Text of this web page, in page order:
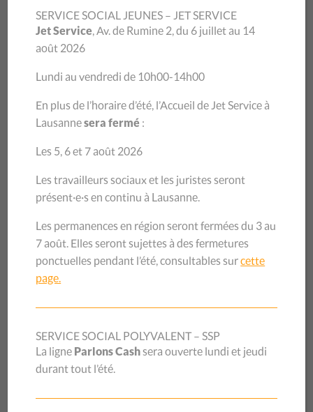
Cuisine équipée professionnellement avec
service vaisselle complet, machine à laver la
congélateur
Wi-Fi, beamer et écran
une table de mixage, 2 colonne audio
professionnel 75dB (micro inclus)
2 microphones, 1 micro-cravate
LES TARIFS SONT FIXÉS PAR PLAGE HORAIRE. ILS SONT
EXPLICITÉS DANS LE FORMULAIRE DE LOCATION CI-
MODALITÉS DE PAIEMENT
SERVICE SOCIAL JEUNES – JET SERVICE
Jet Service, Av. de Rumine 2, du 6 juillet au 14
août 2026
Lundi au vendredi de 10h00-14h00
En plus de l’horaire d’été, l’Accueil de Jet Service à
Lausannesera fermé :
Les 5, 6 et 7 août 2026
Les travailleurs sociaux et les juristes seront
présent·e·s en continu à Lausanne.
Les permanences en région seront fermées du 3 au
7 août. Elles seront sujettes à des fermetures
ponctuelles pendant l’été, consultables surcette
page.
SERVICE SOCIAL POLYVALENT – SSP
La ligne Parlons Cashsera ouverte lundi et jeudi
durant tout l’été.